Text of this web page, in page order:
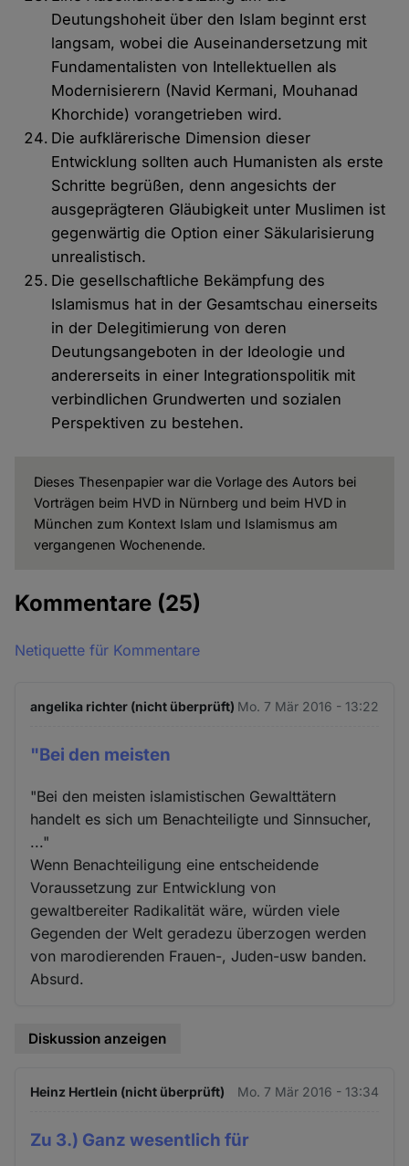
Deutungshoheit über den Islam beginnt erst
langsam, wobei die Auseinandersetzung mit
Fundamentalisten von Intellektuellen als
Modernisierern (Navid Kermani, Mouhanad
Khorchide) vorangetrieben wird.
Die aufklärerische Dimension dieser
Entwicklung sollten auch Humanisten als erste
Schritte begrüßen, denn angesichts der
ausgeprägteren Gläubigkeit unter Muslimen ist
gegenwärtig die Option einer Säkularisierung
unrealistisch.
Die gesellschaftliche Bekämpfung des
Islamismus hat in der Gesamtschau einerseits
in der Delegitimierung von deren
Deutungsangeboten in der Ideologie und
andererseits in einer Integrationspolitik mit
verbindlichen Grundwerten und sozialen
Perspektiven zu bestehen.
Dieses Thesenpapier war die Vorlage des Autors bei
Vorträgen beim HVD in Nürnberg und beim HVD in
München zum Kontext Islam und Islamismus am
vergangenen Wochenende.
Kommentare (25)
Netiquette für Kommentare
angelika richter (nicht überprüft) Mo. 7 Mär 2016 - 13:22
"Bei den meisten
"Bei den meisten islamistischen Gewalttätern
handelt es sich um Benachteiligte und Sinnsucher,
..."
Wenn Benachteiligung eine entscheidende
Voraussetzung zur Entwicklung von
gewaltbereiter Radikalität wäre, würden viele
Gegenden der Welt geradezu überzogen werden
von marodierenden Frauen-, Juden-usw banden.
Absurd.
Diskussion anzeigen
Heinz Hertlein (nicht überprüft) Mo. 7 Mär 2016 - 13:34
Zu 3.) Ganz wesentlich für